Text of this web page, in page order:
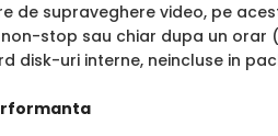
de supraveghere video, pe
non-stop sau chiar dupa un
disk-uri interne, neincluse in